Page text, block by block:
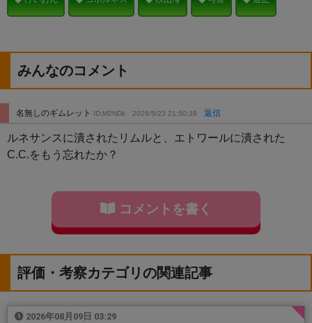
みんなのコメント
名無しのギムレット ID:M2NDk 2026/5/23 21:50:39 返信
ルネサンスに潰されたリムルと、エトワールに潰された
C.C.をもう忘れたか？
コメントを書く
評価・考察カテゴリの関連記事
2026年08月09日 03:29